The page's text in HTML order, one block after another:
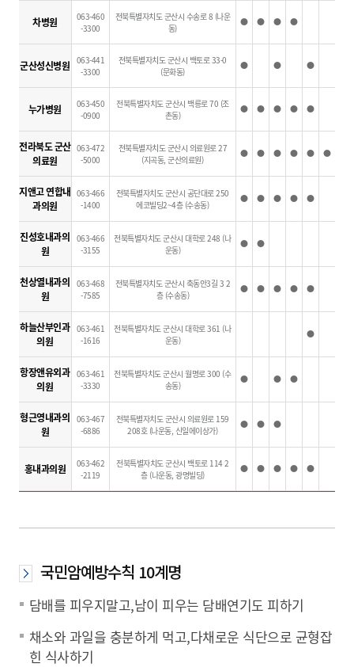
차병원
063-460
-3300
전북특별자치도 군산시 수송로 8 (나운
동)
● ● ● ●
군산성신병원 063-441
-3300
전북특별자치도 군산시 백토로 33-0
(문화동)
● ● ●
누가병원
063-450
-0900
전북특별자치도 군산시 백릉로 70 (조
촌동)
● ● ● ● ●
전라북도 군산
의료원
063-472
-5000
전북특별자치도 군산시 의료원로 27
(지곡동, 군산의료원)
● ● ● ● ● ●
지앤고 연합내
과의원
063-466
-1400
전북특별자치도 군산시 공단대로 250
에코빌딩2~4층 (수송동)
● ● ● ● ●
진성호내과의
원
063-466
-3155
전북특별자치도 군산시 대학로 248 (나
운동)
● ●
천상열내과의
원
063-468
-7585
전북특별자치도 군산시 축동안3길 3 2
층 (수송동)
● ● ● ● ●
하늘산부인과
의원
063-461
-1616
전북특별자치도 군산시 대학로 361 (나
운동)
●
항장앤유외과
의원
063-461
-3330
전북특별자치도 군산시 월명로 300 (수
송동)
● ● ●
형근영내과의
원
063-467
-6886
전북특별자치도 군산시 의료원로 159
208호 (나운동, 신일에이상가)
● ● ●
홍내과의원
063-462
-2119
전북특별자치도 군산시 백토로 114 2
층 (나운동, 광명빌딩)
● ● ● ● ●
국민암예방수칙 10계명
담배를 피우지말고,남이 피우는 담배연기도 피하기
채소와 과일을 충분하게 먹고,다채로운 식단으로 균형잡
힌 식사하기